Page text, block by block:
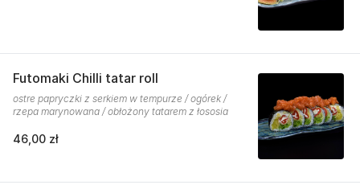
Futomaki Chilli tatar roll
ostre papryczki z serkiem w tempurze / ogórek /
rzepa marynowana / obłożony tatarem z łososia
46,00 zł